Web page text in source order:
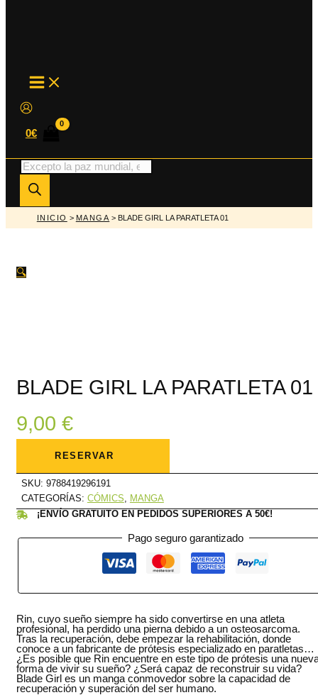
MAIN
MENU
0€
Búsqueda
de
productos
INICIO > MANGA > BLADE GIRL LA PARATLETA 01
🔍
BLADE GIRL LA PARATLETA 01
9,00 €
BLADE
PARATLETA
01
cantidad
RESERVAR
SKU: 9788419296191
CATEGORÍAS: CÓMICS, MANGA
¡ENVÍO GRATUITO EN PEDIDOS SUPERIORES A 50€!
Pago seguro garantizado
Rin, cuyo sueño siempre ha sido convertirse en una atleta
profesional, ha perdido una pierna debido a un osteosarcoma.
Tras la recuperación, debe empezar la rehabilitación, donde
conoce a un fabricante de prótesis especializado en paratletas…
¿Es posible que Rin encuentre en este tipo de prótesis una
forma de vivir su sueño? ¿Será capaz de reconstruir su vida?
Blade Girl es un manga conmovedor sobre la capacidad de
recuperación y superación del ser humano.